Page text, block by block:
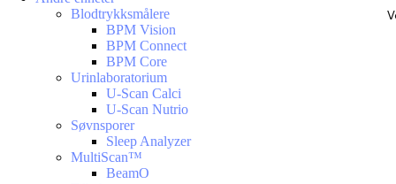
Blodtrykksmålere
BPM Vision
BPM Connect
BPM Core
Urinlaboratorium
U-Scan Calci
U-Scan Nutrio
Søvnsporer
Sleep Analyzer
MultiScan™
BeamO